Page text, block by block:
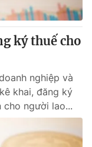
ký thuế cho
nghiệp và
khai, đăng ký
cho người lao...